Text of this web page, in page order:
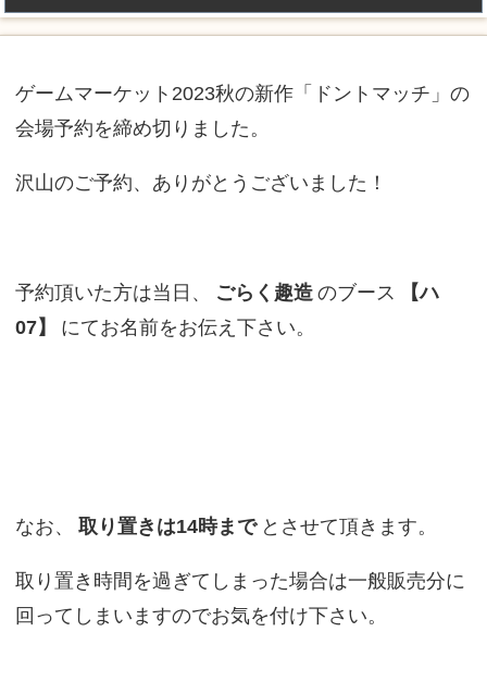
ゲームマーケット2023秋の新作「ドントマッチ」の
会場予約を締め切りました。
沢山のご予約、ありがとうございました！
予約頂いた方は当日、 ごらく趣造 のブース
【ハ
07】
にてお名前をお伝え下さい。
なお、 取り置きは14時まで とさせて頂きます。
取り置き時間を過ぎてしまった場合は一般販売分に
回ってしまいますのでお気を付け下さい。